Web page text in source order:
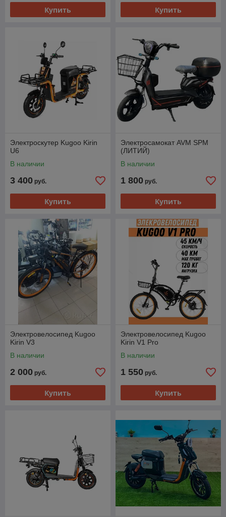
Купить Купить
Электроскутер Kugoo Kirin
U6
В наличии
3 400 руб.
Купить
Электросамокат AVM SPM
(ЛИТИЙ)
В наличии
1 800 руб.
Купить
Электровелосипед Kugoo
Kirin V3
В наличии
2 000 руб.
Купить
Электровелосипед Kugoo
Kirin V1 Pro
В наличии
1 550 руб.
Купить